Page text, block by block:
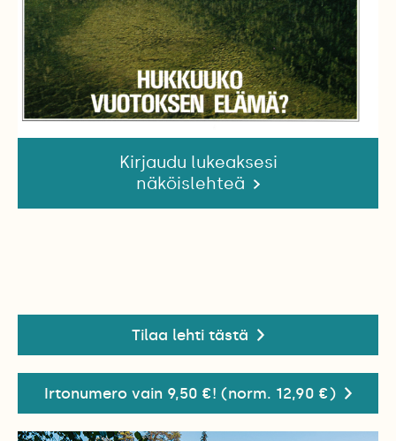
Kirjaudu lukeaksesi
näköislehteä
Tilaa lehti tästä
Irtonumero vain 9,50 €! (norm. 12,90 €)